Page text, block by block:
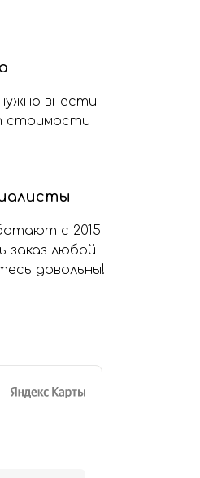
внести
стоимости
с 2015
заказ любой
довольны!